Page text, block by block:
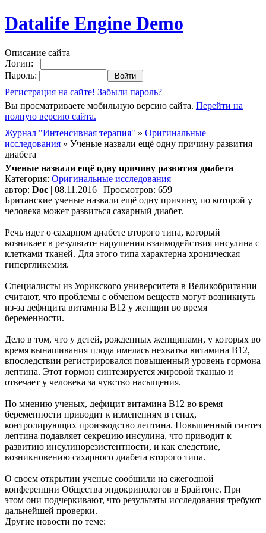
Datalife Engine Demo
Описание сайта
Логин:
Пароль:
Регистрация на сайте! Забыли пароль?
Вы просматриваете мобильную версию сайта. Перейти на
полную версию сайта.
Журнал "Интенсивная терапия" » Оригинальные
исследования » Ученые назвали ещё одну причину развития
диабета
Ученые назвали ещё одну причину развития диабета
Категория: Оригинальные исследования
автор: Doc | 08.11.2016 | Просмотров: 659
Британские ученые назвали ещё одну причину, по которой у
человека может развиться сахарный диабет.
Речь идет о сахарном диабете второго типа, который
возникает в результате нарушения взаимодействия инсулина с
клетками тканей. Для этого типа характерна хроническая
гипергликемия.
Специалисты из Уорикского университета в Великобритании
считают, что проблемы с обменом веществ могут возникнуть
из-за дефицита витамина В12 у женщин во время
беременности.
Дело в том, что у детей, рожденных женщинами, у которых во
время вынашивания плода имелась нехватка витамина В12,
впоследствии регистрировался повышенный уровень гормона
лептина. Этот гормон синтезируется жировой тканью и
отвечает у человека за чувство насыщения.
По мнению ученых, дефицит витамина В12 во время
беременности приводит к изменениям в генах,
контролирующих производство лептина. Повышенный синтез
лептина подавляет секрецию инсулина, что приводит к
развитию инсулинорезистентности, и как следствие,
возникновению сахарного диабета второго типа.
О своем открытии ученые сообщили на ежегодной
конференции Общества эндокринологов в Брайтоне. При
этом они подчеркивают, что результаты исследования требуют
дальнейшей проверки.
Другие новости по теме: